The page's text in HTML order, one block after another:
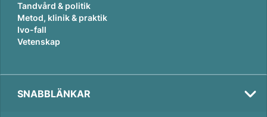
Tandvård & politik
Metod, klinik & praktik
Ivo-fall
Vetenskap
SNABBLÄNKAR